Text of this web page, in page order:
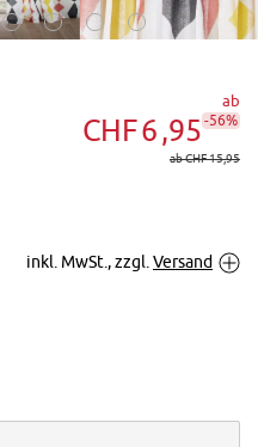
ab
CHF6 95 -56%
ab CHF 15,95
inkl. MwSt., zzgl. Versand